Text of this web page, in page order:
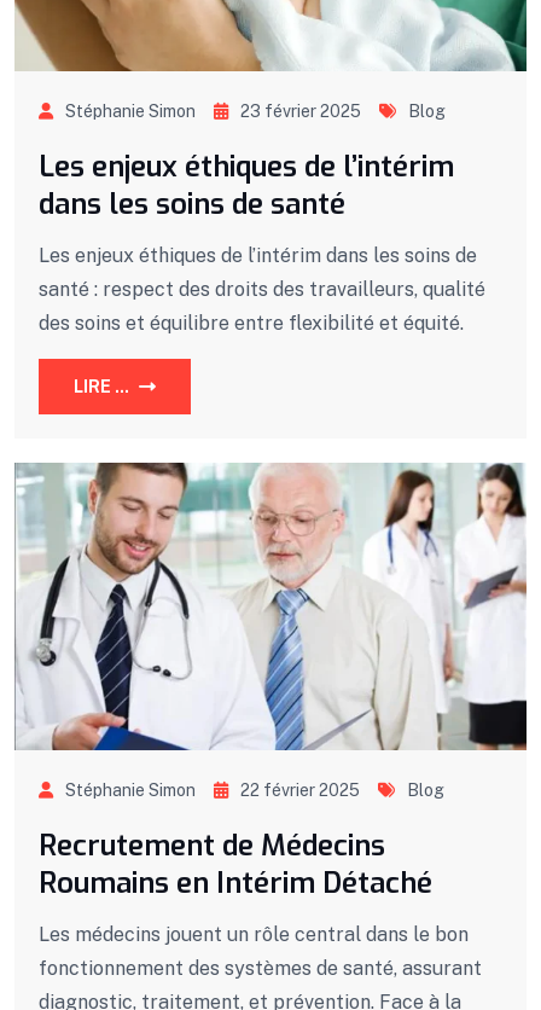
Stéphanie Simon 23 février 2025 Blog
Les enjeux éthiques de l’intérim
dans les soins de santé
Les enjeux éthiques de l’intérim dans les soins de
santé : respect des droits des travailleurs, qualité
des soins et équilibre entre flexibilité et équité.
LIRE ...
Stéphanie Simon 22 février 2025 Blog
Recrutement de Médecins
Roumains en Intérim Détaché
Les médecins jouent un rôle central dans le bon
fonctionnement des systèmes de santé, assurant
diagnostic, traitement, et prévention. Face à la